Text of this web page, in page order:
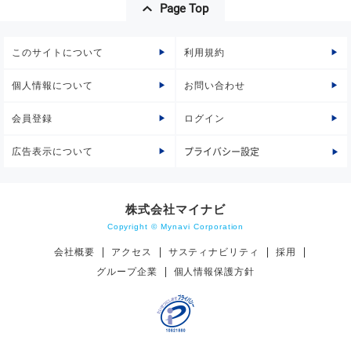
Page Top
このサイトについて 利用規約
個人情報について お問い合わせ
会員登録 ログイン
広告表示について プライバシー設定
株式会社マイナビ
Copyright © Mynavi Corporation
会社概要 アクセス サスティナビリティ
採用
グループ企業
個人情報保護方針